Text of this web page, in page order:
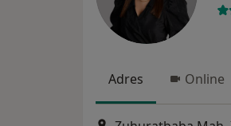
Adres Online